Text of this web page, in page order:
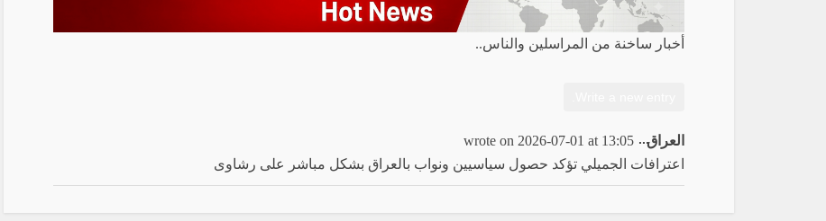
أخبار ساخنة من المراسلين والناس..
العراق wrote on 2026-07-01 at 13:05
اعترافات الجميلي تؤكد حصول سياسيين ونواب بالعراق بشكل مباشر على رشاوى
...
Toggle
this